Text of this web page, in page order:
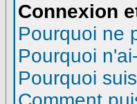
Connexion
Pourquoi ne
Pourquoi
Pourquoi